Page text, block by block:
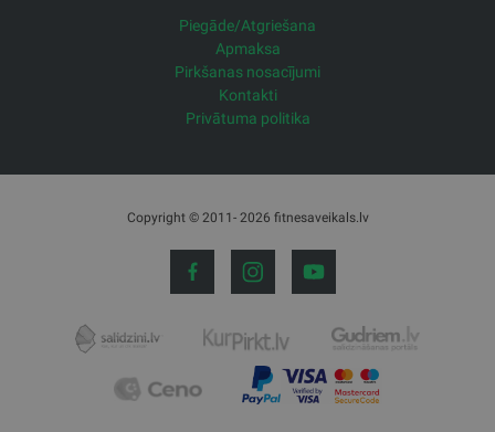
Piegāde/Atgriešana
Apmaksa
Pirkšanas nosacījumi
Kontakti
Privātuma politika
Copyright © 2011- 2026 fitnesaveikals.lv